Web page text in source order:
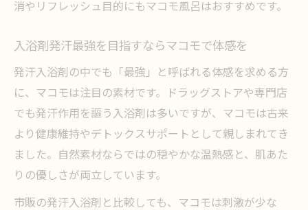
消やリフレッシュ目的にもマコモ風呂はおすすめです。
入浴剤発汗最強を目指すならマコモで体感を
発汗入浴剤の中でも「最強」と呼ばれる体感を求める方
に、マコモは注目の素材です。ドラッグストアや専門店
でも発汗作用を謳う入浴剤は多いですが、マコモは古来
より健康維持やデトックスサポートとして親しまれてき
ました。自然素材ならではの穏やかな温熱感と、肌あた
りの優しさが両立しています。
市販の発汗入浴剤と比較しても、マコモは刺激が少な